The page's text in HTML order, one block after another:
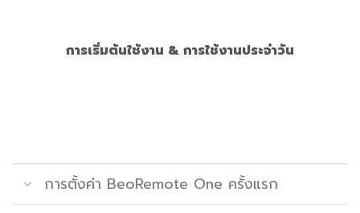
การเริ่มต้นใช้งาน & การใช้งานประจำวัน
การตั้งค่า BeoRemote One ครั้งแรก